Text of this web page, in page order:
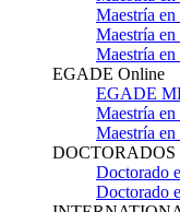
Maestría
Maestría
Maestría
EGADE Online
EGADE
Maestría
Maestría
DOCTORADOS
Doctorado
Doctorado